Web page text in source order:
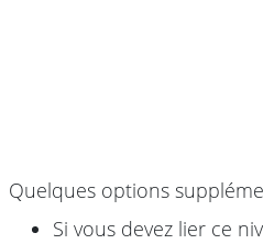
Quelques options
Si vous devez lier ce